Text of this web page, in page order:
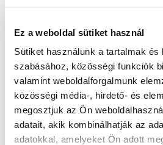
Ez a weboldal sütiket használ
Sütiket használunk a tartalmak
szabásához, közösségi funkciók
valamint weboldalforgalmunk
közösségi média-, hirdető- és
megosztjuk az Ön
adatait, akik kombinálhatják az
adatokkal, amelyeket Ön adott
Augusztus 10. (Hétfő)📦
Készleten:RAKTÁRON
39 990 Ft 33 790 Ft
Az elmúlt 30 nap legjobb